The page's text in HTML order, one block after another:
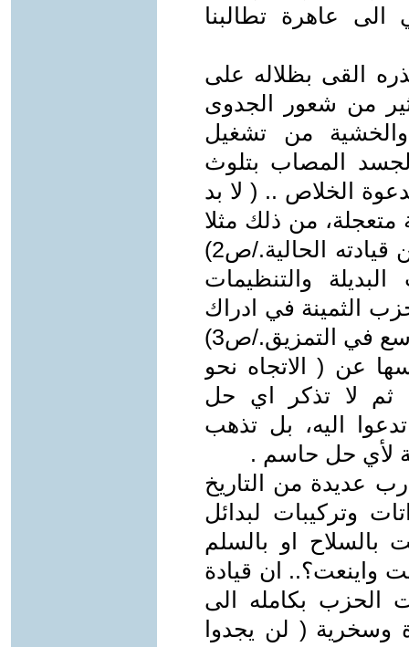
عاهرة تطالبنا
القى بظلاله على
من شعور الجدوى
والخشية من تشغيل
المصاب بتلوث
الخلاص .. ( لا بد
من ذلك مثلا
الدعوة لبدائل عن الحزب، او حتى عن قيادته الحالية./ص2)
والتنظيمات
الثمينة في ادراك
اذى الانشقاقات والانجرارات الى التوسع في التمزيق./ص3)
عن ( الاتجاه نحو
ثم لا تذكر اي حل
اليه، بل تذهب
لأي حل حاسم .
عديدة من التاريخ
وتركيبات لبدائل
او بالسلم
واينعت؟.. ان قيادة
الحزب بكامله الى
وسخرية ( لن يجدوا